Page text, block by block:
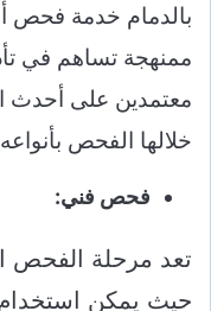
بالدمام خدمة فحص
ممنهجة تساهم في
معتمدين على أحدث
خلالها الفحص
فحص فني:
تعد مرحلة الفحص
حيث يمكن استخدام